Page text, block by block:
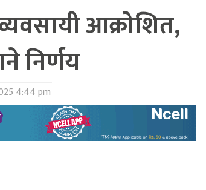
आक्रोशित,
निर्णय
4:44 pm